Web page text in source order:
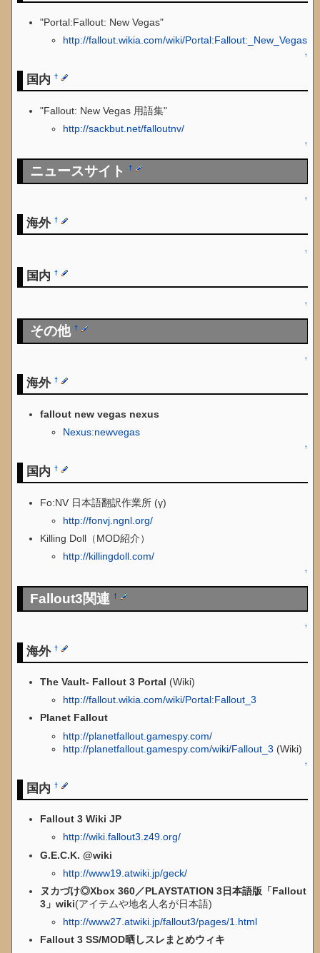
"Portal:Fallout: New Vegas"
http://fallout.wikia.com/wiki/Portal:Fallout:_New_Vegas
↑
国内†
"Fallout: New Vegas 用語集"
http://sackbut.net/falloutnv/
↑
ニュースサイト†
↑
海外†
↑
国内†
↑
その他†
↑
海外†
fallout new vegas nexus
Nexus:newvegas
↑
国内†
Fo:NV 日本語翻訳作業所 (γ)
http://fonvj.ngnl.org/
Killing Doll（MOD紹介）
http://killingdoll.com/
↑
Fallout3関連†
↑
海外†
The Vault- Fallout 3 Portal (Wiki)
http://fallout.wikia.com/wiki/Portal:Fallout_3
Planet Fallout
http://planetfallout.gamespy.com/
http://planetfallout.gamespy.com/wiki/Fallout_3 (Wiki)
↑
国内†
Fallout 3 Wiki JP
http://wiki.fallout3.z49.org/
G.E.C.K. @wiki
http://www19.atwiki.jp/geck/
ヌカづけ◎Xbox 360／PLAYSTATION 3日本語版「Fallout
3」wiki(アイテムや地名人名が日本語)
http://www27.atwiki.jp/fallout3/pages/1.html
Fallout 3 SS/MOD晒しスレまとめウィキ